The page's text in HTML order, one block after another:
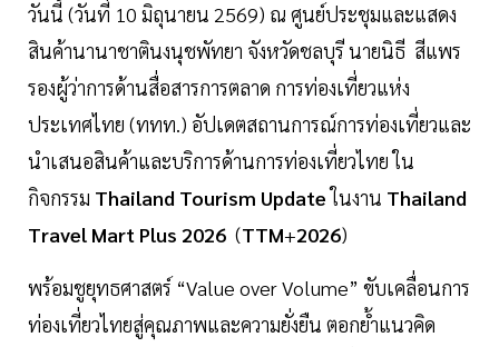
วันนี้ (วันที่ 10 มิถุนายน 2569) ณ ศูนย์ประชุมและแสดง
สินค้านานาชาตินงนุชพัทยา จังหวัดชลบุรี นายนิธี สีแพร
รองผู้ว่าการด้านสื่อสารการตลาด การท่องเที่ยวแห่ง
ประเทศไทย (ททท.) อัปเดตสถานการณ์การท่องเที่ยวและ
นำเสนอสินค้าและบริการด้านการท่องเที่ยวไทย ใน
กิจกรรม Thailand Tourism Updateในงาน Thailand
Travel Mart Plus 2026 (TTM+2026)
พร้อมชูยุทธศาสตร์ “Value over Volume” ขับเคลื่อนการ
ท่องเที่ยวไทยสู่คุณภาพและความยั่งยืน ตอกย้ำแนวคิด